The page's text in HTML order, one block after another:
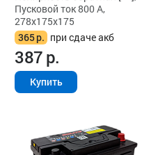
Пусковой ток 800 А,
278x175x175
365р. при сдаче акб
387р.
Купить